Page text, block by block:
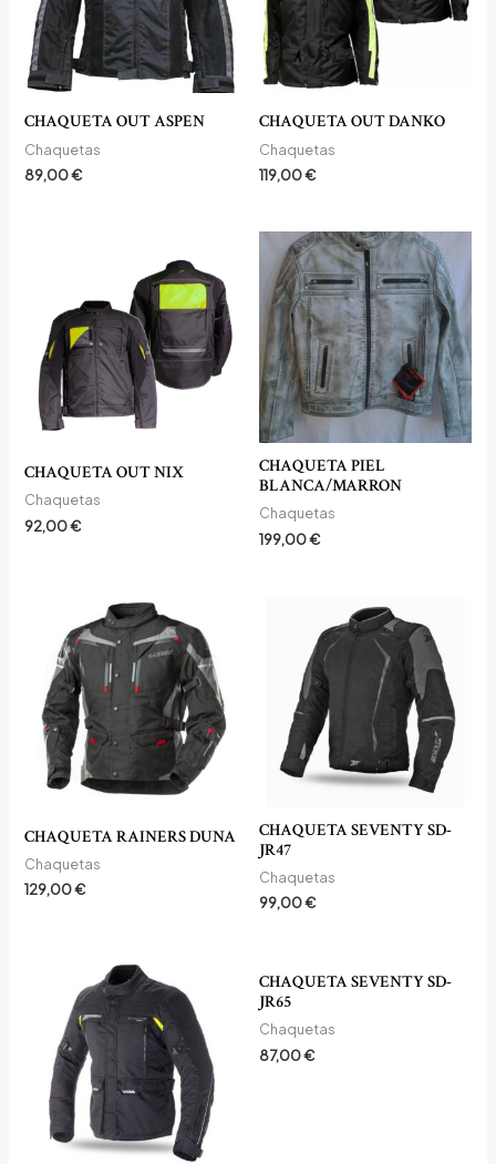
CHAQUETA OUT ASPEN
Chaquetas
89,00€
CHAQUETA OUT DANKO
Chaquetas
119,00€
CHAQUETA OUT NIX
Chaquetas
92,00€
CHAQUETA PIEL
BLANCA/MARRON
Chaquetas
199,00€
CHAQUETA RAINERS DUNA
Chaquetas
129,00€
CHAQUETA SEVENTY SD-
JR47
Chaquetas
99,00€
CHAQUETA SEVENTY SD-
JR65
Chaquetas
87,00€